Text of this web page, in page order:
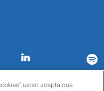
Política de cookies
usted acepta que